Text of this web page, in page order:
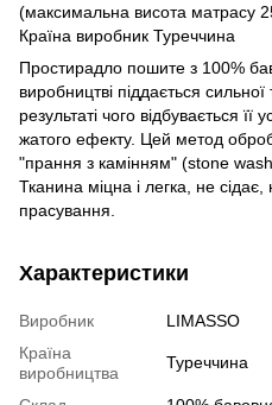
(максимальна висота матрасу
Країна виробник Туреччина
Простирадло пошите з 100%
виробництві піддається
результаті чого відбувається
жатого ефекту. Цей метод
"прання з камінням" (stone
Тканина міцна і легка, не
прасування.
Характеристики
Виробник
LIMASSO
Країна
виробництва
Туреччина